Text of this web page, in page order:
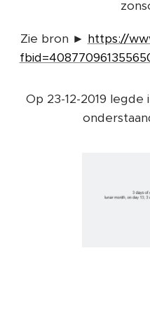
Zie bron ► https://
Op 23-12-2019